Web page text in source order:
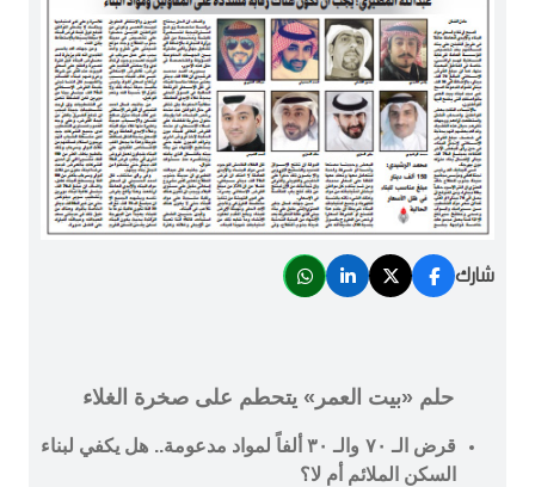
شارك
حلم «بيت العمر» يتحطم على صخرة الغلاء
قرض الـ ٧٠ والـ ٣٠ ألفاً لمواد مدعومة.. هل يكفي لبناء
السكن الملائم أم لا؟